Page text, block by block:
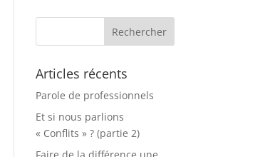
Articles récents
Parole de professionnels
Et si nous parlions
« Conflits » ? (partie 2)